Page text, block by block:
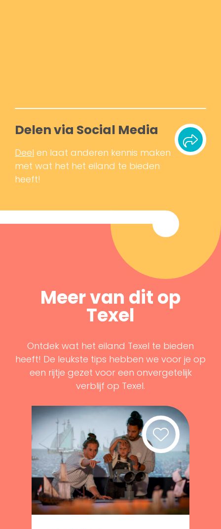
Delen via Social Media
Deel en laat anderen kennis maken
met wat het het eiland te bieden
heeft!
Meer van dit op
Texel
Ontdek wat het eiland Texel te bieden
heeft! De leukste tips hebben we voor je op
een rijtje gezet voor een onvergetelijk
verblijf op Texel.